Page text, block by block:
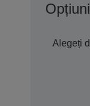
Opțiuni
Alegeți